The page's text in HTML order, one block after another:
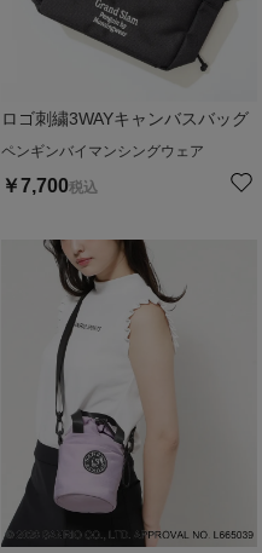
ロゴ刺繍3WAYキャンバスバッグ
ペンギンバイマンシングウェア
￥7,700税込